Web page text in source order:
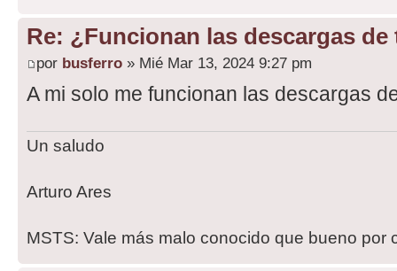
Re: ¿Funcionan las descargas
por busferro » Mié Mar 13, 2024 9:27 pm
A mi solo me funcionan las descargas
Un saludo
Arturo Ares
MSTS: Vale más malo conocido que bueno por